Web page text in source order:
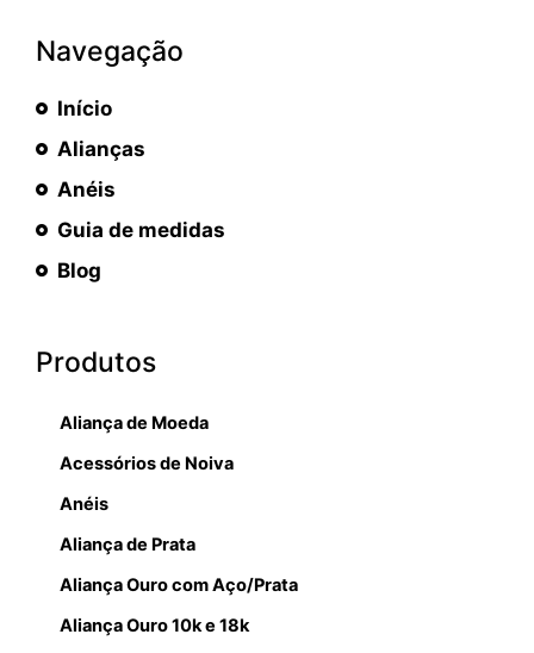
Navegação
Início
Alianças
Anéis
Guia de medidas
Blog
Produtos
Aliança de Moeda
Acessórios de Noiva
Anéis
Aliança de Prata
Aliança Ouro com Aço/Prata
Aliança Ouro 10k e 18k